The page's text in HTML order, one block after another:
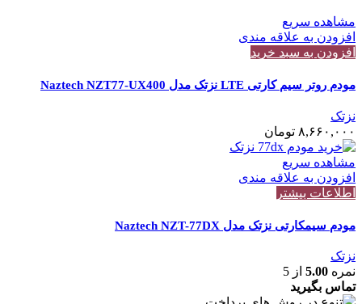
مشاهده سریع
افزودن به علاقه مندی
افزودن به سبد خرید
مودم روتر سیم کارتی LTE نزتک مدل Naztech NZT77-UX400
نزتک
۸,۶۶۰,۰۰۰ تومان
مشاهده سریع
افزودن به علاقه مندی
اطلاعات بیشتر
مودم سیمکارتی نزتک مدل Naztech NZT-77DX
نزتک
نمره 5.00 از 5
تماس بگیرید